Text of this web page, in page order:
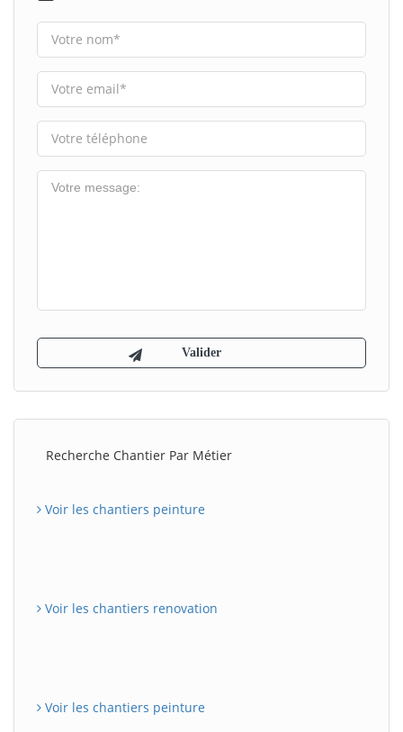
Recherche Chantier Par Métier
Voir les chantiers peinture
Voir les chantiers renovation
Voir les chantiers peinture